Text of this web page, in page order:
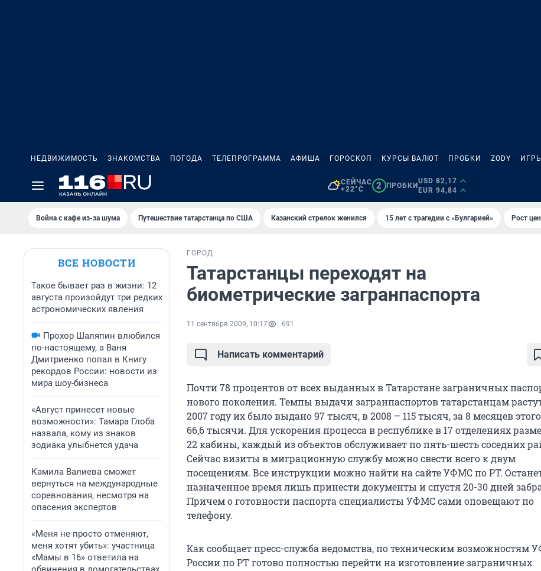
НЕДВИЖИМОСТЬ ЗНАКОМСТВА ПОГОДА ТЕЛЕПРОГРАММА АФИША ГОРОСКОП КУРСЫ ВАЛЮТ ПРОБКИ ZODY ИГРЫ
СЕЙЧАС
+22°C
2 ПРОБКИ
USD 82,17
EUR 94,84
Война с кафе из-за шума Путешествие татарстанца по США Казанский стрелок женился 15 лет с трагедии с «Булгарией» Рост
ВСЕ НОВОСТИ
Такое бывает раз в жизни: 12
августа произойдут три редких
астрономических явления
Прохор Шаляпин влюбился
по-настоящему, а Ваня
Дмитриенко попал в Книгу
рекордов России: новости из
мира шоу-бизнеса
«Август принесет новые
возможности»: Тамара Глоба
назвала, кому из знаков
зодиака улыбнется удача
Камила Валиева сможет
вернуться на международные
соревнования, несмотря на
опасения экспертов
«Меня не просто отменяют,
меня хотят убить»: участница
«Мамы в 16» ответила на
ГОРОД
Татарстанцы переходят на
биометрические загранпаспорта
11 сентября 2009, 10:17 691
Написать комментарий
Почти 78 процентов от всех выданных в Татарстане заграничных
нового поколения. Темпы выдачи загранпаспортов татарстанцам
2007 году их было выдано 97 тысяч, в 2008 – 115 тысяч, за 8 месяцев
66,6 тысячи. Для ускорения процесса в республике в 17 отделениях
22 кабины, каждый из объектов обслуживает по пять-шесть соседних
Сейчас визиты в миграционную службу можно свести всего к двум
посещениям. Все инструкции можно найти на сайте УФМС по РТ.
назначенное время лишь принести документы и спустя 20-30 дней
Причем о готовности паспорта специалисты УФМС сами оповещают по
телефону.
Как сообщает пресс-служба ведомства, по техническим возможностям
России по РТ готово полностью перейти на изготовление заграничных